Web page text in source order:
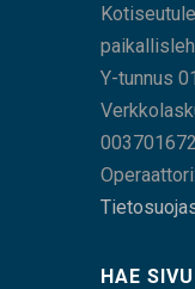
Y-tunnus
HAE